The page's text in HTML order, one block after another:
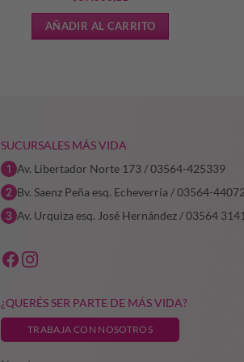
AÑADIR AL CARRITO
SUCURSALES MÁS VIDA
Av. Libertador Norte 173 / 03564-425339
Bv. Saenz Peña esq. Echeverría / 03564-
Av. Urquiza esq. José Hernández / 03564
¿QUERÉS SER PARTE DE MÁS VIDA?
TRABAJA CON NOSOTROS